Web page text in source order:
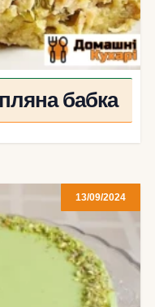
бабка
13/09/2024